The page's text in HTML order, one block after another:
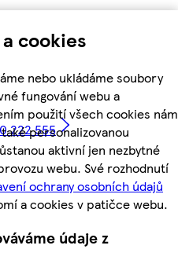
cookies
nebo ukládáme soubory
fungování webu a
použití všech cookies nám
personalizovanou
aktivní jen nezbytné
webu. Své rozhodnutí
ochrany osobních údajů
a cookies v patičce webu.
údaje z
222 555